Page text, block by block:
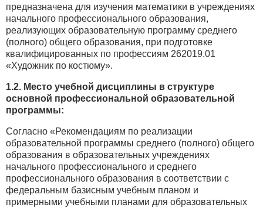
предназначена для изучения математики в учреждениях
начального профессионального образования,
реализующих образовательную программу среднего
(полного) общего образования, при подготовке
квалифицированных по профессиям 262019.01
«Художник по костюму».
1.2. Место учебной дисциплины в структуре
основной профессиональной образовательной
программы:
Согласно «Рекомендациям по реализации
образовательной программы среднего (полного) общего
образования в образовательных учреждениях
начального профессионального и среднего
профессионального образования в соответствии с
федеральным базисным учебным планом и
примерными учебными планами для образовательных